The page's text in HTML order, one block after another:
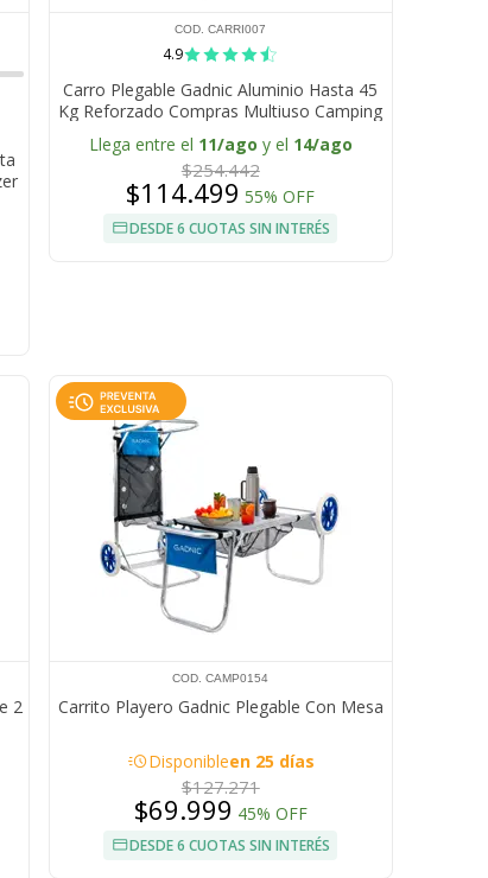
COD. CARRI007
4.9
Carro Plegable Gadnic Aluminio Hasta 45
Kg Reforzado Compras Multiuso Camping
Llega entre el 11/ago y el 14/ago
$254.442
$114.499 55% OFF
DESDE 6 CUOTAS SIN INTERÉS
2
COD. CAMP0154
Carrito Playero Gadnic Plegable Con Mesa
acuteDisponibleen 25 días
$127.271
$69.999 45% OFF
DESDE 6 CUOTAS SIN INTERÉS